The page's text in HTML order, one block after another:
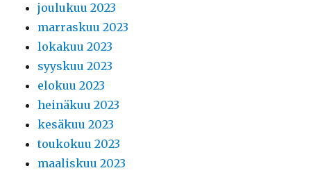
joulukuu 2023
marraskuu 2023
lokakuu 2023
syyskuu 2023
elokuu 2023
heinäkuu 2023
kesäkuu 2023
toukokuu 2023
maaliskuu 2023